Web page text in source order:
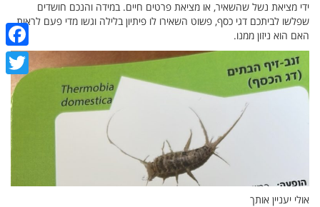
ידי מציאת נשל שהשאיר, או מציאת פרטים חיים. במידה והנכם חושדים
שפלשו לביתכם דגי כסף, פשוט השאירו לו פיתיון בלילה וגשו מדי פעם לראות
האם הוא ניזון ממנו.
אולי יעניין אותך